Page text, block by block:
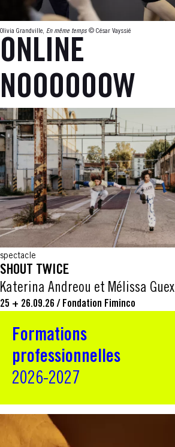
Olivia Grandville, En même temps © César Vayssié
ONLINE
NOOOOOOW
spectacle
SHOUT TWICE
Katerina Andreou et Mélissa Guex
25 + 26.09.26 / Fondation Fiminco
Formations
professionnelles
2026-2027